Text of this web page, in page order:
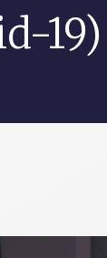
19)